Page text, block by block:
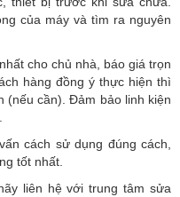
của máy và tìm ra nguyên
cho chủ nhà, báo giá trọn
hàng đồng ý thực hiện thì
(nếu cần). Đảm bảo linh kiện
cách sử dụng đúng cách,
tốt nhất.
liên hệ với trung tâm sửa